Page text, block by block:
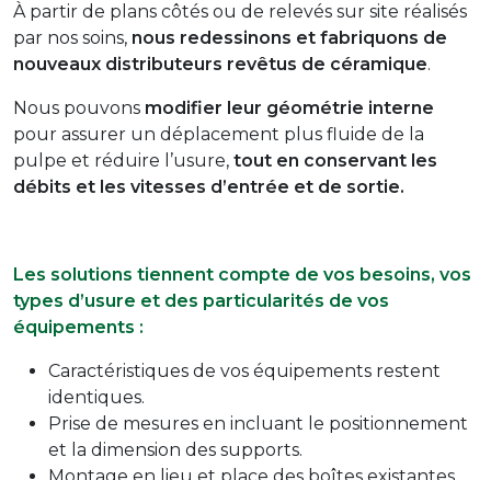
À partir de plans côtés ou de relevés sur site réalisés
par nos soins, nous redessinons et fabriquons de
nouveaux distributeurs revêtus de céramique.
Nous pouvons modifier leur géométrie interne
pour assurer un déplacement plus fluide de la
pulpe et réduire l’usure, tout en conservant les
débits et les vitesses d’entrée et de sortie.
Les solutions tiennent compte de vos besoins, vos
types d’usure et des particularités de vos
équipements :
Caractéristiques de vos équipements restent
identiques.
Prise de mesures en incluant le positionnement
et la dimension des supports.